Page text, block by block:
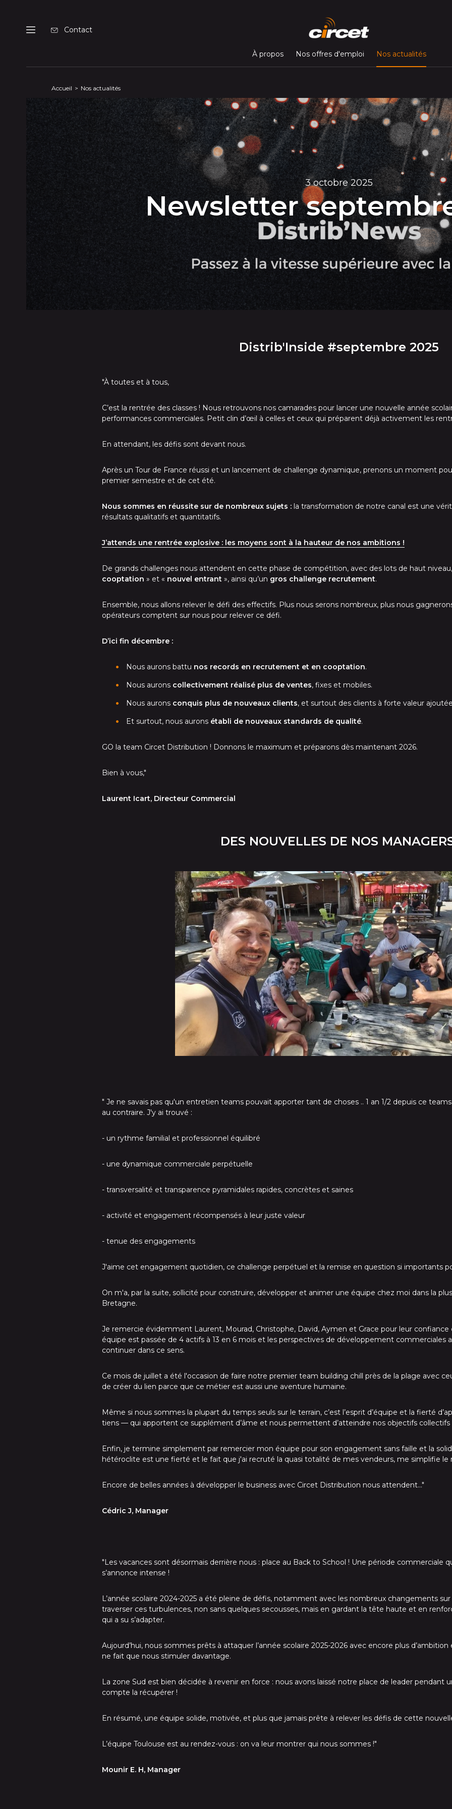
Menu
Contact
À propos Nos offres d'emploi Nos actualités(page
Accueil Nos actualités
3 octobre 2025
Newsletter
Distrib'Inside #septembre 2025
"À toutes et à tous,
C’est la rentrée des classes ! Nous retrouvons nos camarades pour lancer une nouvelle année
performances commerciales. Petit clin d’œil à celles et ceux qui préparent déjà activement les
En attendant, les défis sont devant nous.
Après un Tour de France réussi et un lancement de challenge dynamique, prenons un moment
premier semestre et de cet été.
Nous sommes en réussite sur de nombreux sujets : la transformation de notre canal est une
résultats qualitatifs et quantitatifs.
J’attends une rentrée explosive : les moyens sont à la hauteur de nos ambitions !
De grands challenges nous attendent en cette phase de compétition, avec des lots de haut
cooptation » et « nouvel entrant », ainsi qu’un gros challenge recrutement.
Ensemble, nous allons relever le défi des effectifs. Plus nous serons nombreux, plus nous
opérateurs comptent sur nous pour relever ce défi.
D’ici fin décembre :
Nous aurons battu nos records en recrutement et en cooptation.
Nous aurons collectivement réalisé plus de ventes, fixes et mobiles.
Nous aurons conquis plus de nouveaux clients, et surtout des clients à forte valeur
Et surtout, nous aurons établi de nouveaux standards de qualité.
GO la team Circet Distribution ! Donnons le maximum et préparons dès maintenant 2026.
Bien à vous,"
Laurent Icart, Directeur Commercial
DES NOUVELLES DE NOS
" Je ne savais pas qu'un entretien teams pouvait apporter tant de choses .. 1 an 1/2 depuis ce
au contraire. J'y ai trouvé :
- un rythme familial et professionnel équilibré
- une dynamique commerciale perpétuelle
- transversalité et transparence pyramidales rapides, concrètes et saines
- activité et engagement récompensés à leur juste valeur
- tenue des engagements
J'aime cet engagement quotidien, ce challenge perpétuel et la remise en question si importants
On m'a, par la suite, sollicité pour construire, développer et animer une équipe chez moi dans la
Bretagne.
Je remercie évidemment Laurent, Mourad, Christophe, David, Aymen et Grace pour leur
équipe est passée de 4 actifs à 13 en 6 mois et les perspectives de développement commerciales
continuer dans ce sens.
Ce mois de juillet a été l'occasion de faire notre premier team building chill près de la plage avec
de créer du lien parce que ce métier est aussi une aventure humaine.
Même si nous sommes la plupart du temps seuls sur le terrain, c’est l’esprit d’équipe et la fierté
tiens — qui apportent ce supplément d’âme et nous permettent d’atteindre nos objectifs collectifs
Enfin, je termine simplement par remercier mon équipe pour son engagement sans faille et la
hétéroclite est une fierté et le fait que j'ai recruté la quasi totalité de mes vendeurs, me simplifie
Encore de belles années à développer le business avec Circet Distribution nous attendent..."
Cédric J, Manager
"Les vacances sont désormais derrière nous : place au Back to School ! Une période commerciale
s’annonce intense !
L’année scolaire 2024-2025 a été pleine de défis, notamment avec les nombreux changements
traverser ces turbulences, non sans quelques secousses, mais en gardant la tête haute et en
qui a su s’adapter.
Aujourd’hui, nous sommes prêts à attaquer l’année scolaire 2025-2026 avec encore plus
ne fait que nous stimuler davantage.
La zone Sud est bien décidée à revenir en force : nous avons laissé notre place de leader pendant
compte la récupérer !
En résumé, une équipe solide, motivée, et plus que jamais prête à relever les défis de cette
L’équipe Toulouse est au rendez-vous : on va leur montrer qui nous sommes !"
Mounir E. H, Manager